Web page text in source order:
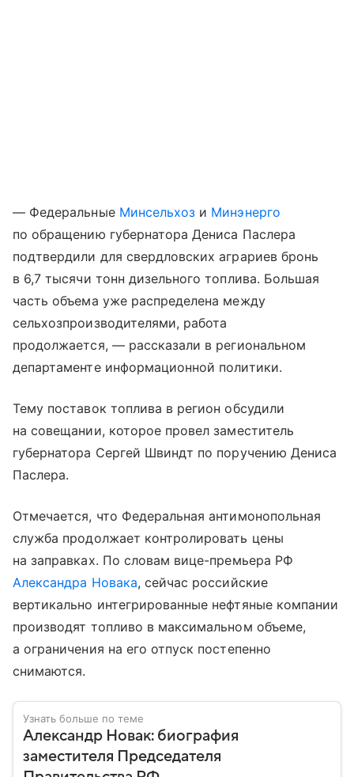
— Федеральные Минсельхоз и Минэнерго
по обращению губернатора Дениса Паслера
подтвердили для свердловских аграриев бронь
в 6,7 тысячи тонн дизельного топлива. Большая
часть объема уже распределена между
сельхозпроизводителями, работа
продолжается, — рассказали в региональном
департаменте информационной политики.
Тему поставок топлива в регион обсудили
на совещании, которое провел заместитель
губернатора Сергей Швиндт по поручению Дениса
Паслера.
Отмечается, что Федеральная антимонопольная
служба продолжает контролировать цены
на заправках. По словам вице-премьера РФ
Александра Новака, сейчас российские
вертикально интегрированные нефтяные компании
производят топливо в максимальном объеме,
а ограничения на его отпуск постепенно
снимаются.
Узнать больше по теме
Александр Новак: биография
заместителя Председателя